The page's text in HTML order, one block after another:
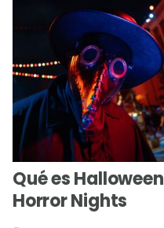
Qué es Halloween
Horror Nights